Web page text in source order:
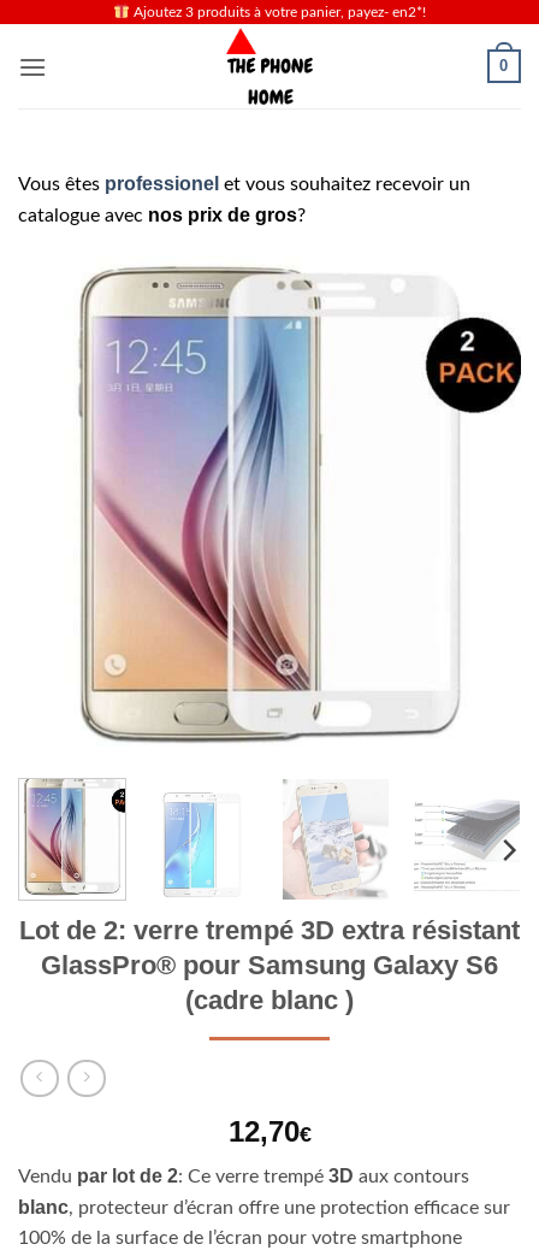
contenu
Ajoutez 3 produits à votre panier, payez- en2*!
0
Vous êtes professionel et vous souhaitez recevoir un
catalogue avec nos prix de gros?
Lot de 2: verre trempé 3D extra résistant
GlassPro® pour Samsung Galaxy S6
(cadre blanc )
12,70€
Vendu par lot de 2: Ce verre trempé 3D aux contours
blanc, protecteur d’écran offre une protection efficace sur
100% de la surface de l’écran pour votre smartphone